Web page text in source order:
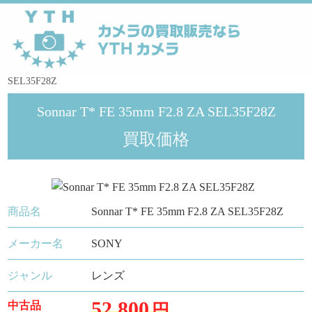
YTHカメラ >
SEL35F28Z
Sonnar T* FE 35mm F2.8 ZA SEL35F28Z
買取価格
商品名 Sonnar T* FE 35mm F2.8 ZA SEL35F28Z
メーカー名 SONY
ジャンル レンズ
中古品